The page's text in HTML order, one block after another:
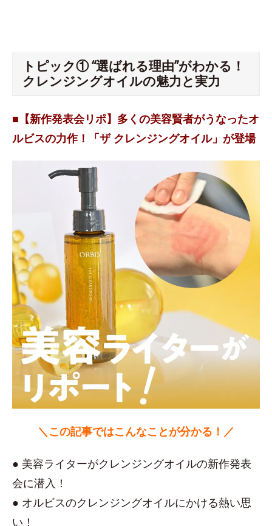
トピック① “選ばれる理由”がわかる！
クレンジングオイルの魅力と実力
■【新作発表会リポ】多くの美容賢者がうなったオ
ルビスの力作！「ザ クレンジングオイル」が登場
＼この記事ではこんなことが分かる！／
● 美容ライターがクレンジングオイルの新作発表
会に潜入！
● オルビスのクレンジングオイルにかける熱い思
い！